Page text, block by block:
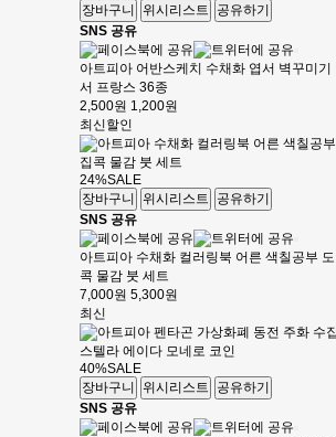
장바구니
위시리스트
공유하기
SNS 공유
아트피아 어반스케치 수채화 엽서 벽꾸미
서 프랑스 36종
2,500원 1,200원
최신할인
24%SALE
장바구니
위시리스트
공유하기
SNS 공유
아트피아 수채화 컬러링북 어른 색칠공부
콕 물감 붓 세트
7,000원 5,300원
최신
40%SALE
장바구니
위시리스트
공유하기
SNS 공유